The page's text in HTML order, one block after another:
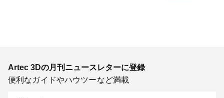
Artec 3Dの月刊ニュースレターに登録
便利なガイドやハウツーなど満載